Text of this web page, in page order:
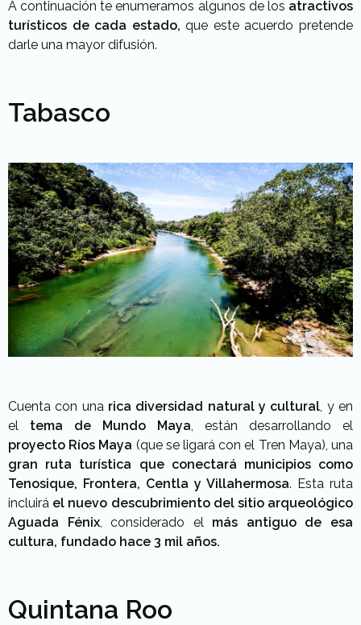
A continuación te enumeramos algunos de los atractivos
turísticos de cada estado,que este acuerdo pretende
darle una mayor difusión.
Tabasco
Cuenta con una rica diversidad natural y cultural , y en
el tema de Mundo Maya , están desarrollando el
proyecto Ríos Maya (que se ligará con el Tren Maya), una
gran ruta turística que conectará municipios como
Tenosique, Frontera, Centla y Villahermosa. Esta ruta
incluirá el nuevo descubrimiento del sitio arqueológico
Aguada Fénix, considerado el más antiguo de esa
cultura, fundado hace 3 mil años.
Quintana Roo